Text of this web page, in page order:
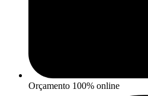
Orçamento 100% online